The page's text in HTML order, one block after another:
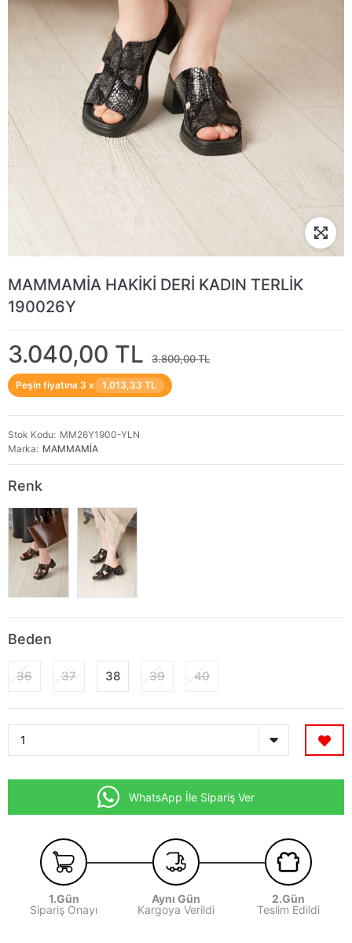
MAMMAMİA HAKİKİ DERİ KADIN TERLİK
190026Y
3.040,00 TL 3.800,00 TL
Peşin fiyatına 3 x 1.013,33 TL
Stok Kodu
MM26Y1900-YLN
Marka
MAMMAMİA
Renk
Beden
36 37 38 39 40
WhatsApp İle Sipariş Ver
1.Gün
Sipariş Onayı
Aynı Gün
Kargoya Verildi
2.Gün
Teslim Edildi